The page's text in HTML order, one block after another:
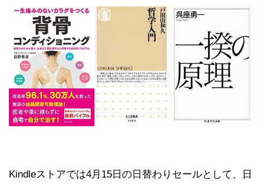
Kindleストアでは4月15日の日替わりセールとして、日